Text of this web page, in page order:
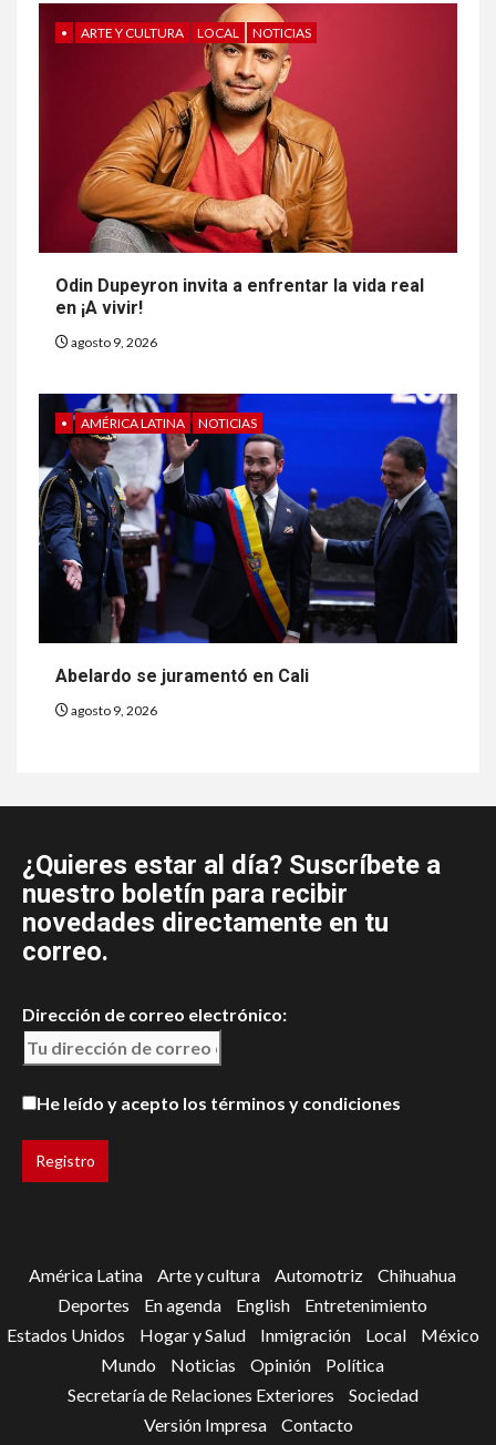
• ARTE Y CULTURA LOCAL NOTICIAS
Odin Dupeyron invita a enfrentar la vida real
en ¡A vivir!
agosto 9, 2026
• AMÉRICA LATINA NOTICIAS
Abelardo se juramentó en Cali
agosto 9, 2026
¿Quieres estar al día? Suscríbete a
nuestro boletín para recibir
novedades directamente en tu
correo.
Dirección de correo electrónico:
He leído y acepto los términos y condiciones
América Latina Arte y cultura Automotriz
Chihuahua
Deportes
En agenda English
Entretenimiento
Estados Unidos
Hogar y Salud Inmigración Local
México
Mundo
Noticias Opinión
Política
Secretaría de Relaciones Exteriores
Sociedad
Versión Impresa
Contacto